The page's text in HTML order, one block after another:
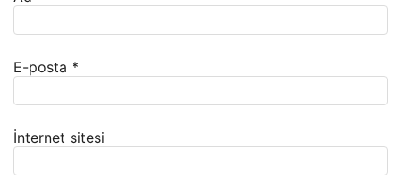
E-posta *
İnternet sitesi